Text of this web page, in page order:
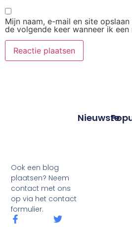
Mijn naam, e-mail en site
de volgende keer wanneer ik een
Ook een blog
plaatsen? Neem
contact met ons
op via het contact
formulier.
Nieuwste